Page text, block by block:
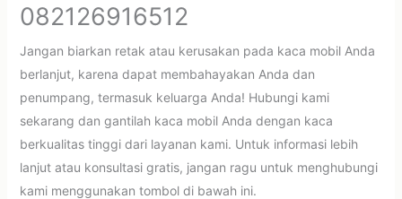
082126916512
Jangan biarkan retak atau kerusakan pada kaca mobil Anda
berlanjut, karena dapat membahayakan Anda dan
penumpang, termasuk keluarga Anda! Hubungi kami
sekarang dan gantilah kaca mobil Anda dengan kaca
berkualitas tinggi dari layanan kami. Untuk informasi lebih
lanjut atau konsultasi gratis, jangan ragu untuk menghubungi
kami menggunakan tombol di bawah ini.